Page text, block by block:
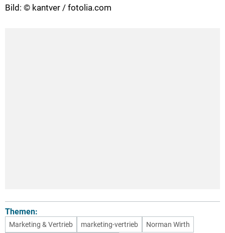
Bild: © kantver / fotolia.com
Themen:
Marketing & Vertrieb marketing-vertrieb
Norman Wirth